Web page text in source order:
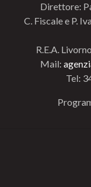
Direttore:
C. Fiscale e P.
R.E.A.
Mail:
Tel: